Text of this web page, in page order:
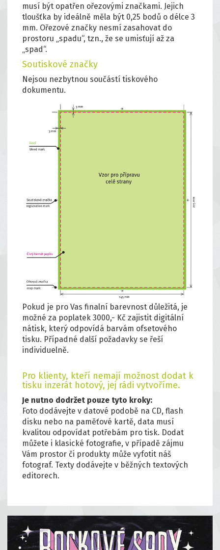
musí být opatřen ořezovými značkami. Jejich
tloušťka by ideálně měla být 0,25 bodů o délce 3
mm. Ořezové značky nesmí zasahovat do
prostoru „spadu“, tzn., že se umisťují až za
„spad“.
Soutiskové značky
Nejsou nezbytnou součástí tiskového
dokumentu.
Pokud je pro Vas finalní barevnost důležitá, je
možné za poplatek 3000,- Kč zajistit digitální
nátisk, který odpovídá barvám ofsetového
tisku. Případné další požadavky se řeší
individuelně.
Pro klienty, kteří nemají možnost dodat k
tisku inzerát hotový, jej rádi vytvoříme.
Je nutno dodržet pouze tyto kroky:
Foto dodávejte v datové podobě na CD, flash
disku nebo na paměťové kartě, data musí
kvalitou odpovídat potřebám pro tisk. Dodat
můžete i klasické fotografie, v případě zájmu
Vám prostor či produkty může vyfotit náš
fotograf. Texty dodávejte v běžných textových
editorech.